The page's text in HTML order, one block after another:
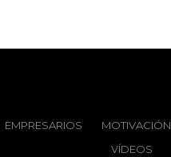
EMPRESARIOS MOTIVACIÓN
VÍDEOS